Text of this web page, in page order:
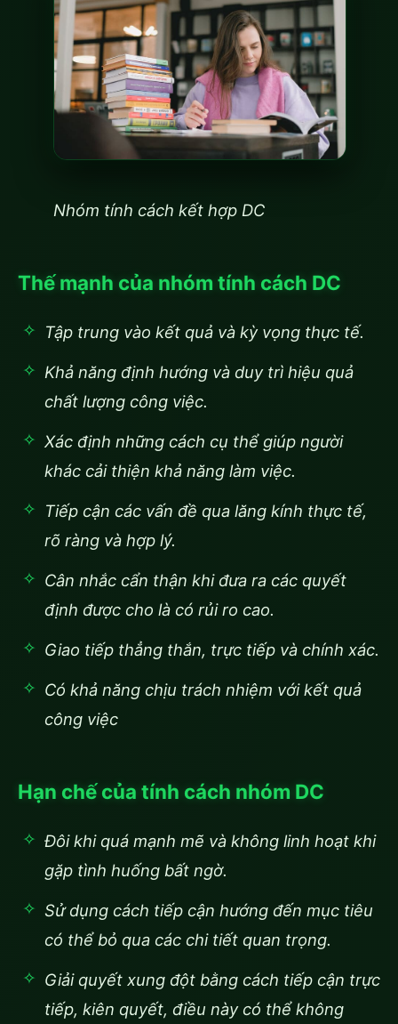
Nhóm tính cách kết hợp DC
Thế mạnh của nhóm tính cách DC
Tập trung vào kết quả và kỳ vọng thực tế.
Khả năng định hướng và duy trì hiệu quả
chất lượng công việc.
Xác định những cách cụ thể giúp người
khác cải thiện khả năng làm việc.
Tiếp cận các vấn đề qua lăng kính thực tế,
rõ ràng và hợp lý.
Cân nhắc cẩn thận khi đưa ra các quyết
định được cho là có rủi ro cao.
Giao tiếp thẳng thắn, trực tiếp và chính xác.
Có khả năng chịu trách nhiệm với kết quả
công việc
Hạn chế của tính cách nhóm DC
Đôi khi quá mạnh mẽ và không linh hoạt khi
gặp tình huống bất ngờ.
Sử dụng cách tiếp cận hướng đến mục tiêu
có thể bỏ qua các chi tiết quan trọng.
Giải quyết xung đột bằng cách tiếp cận trực
tiếp, kiên quyết, điều này có thể không